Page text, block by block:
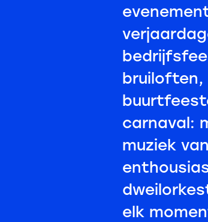
bruiloften,
carnaval:
muziek
elk